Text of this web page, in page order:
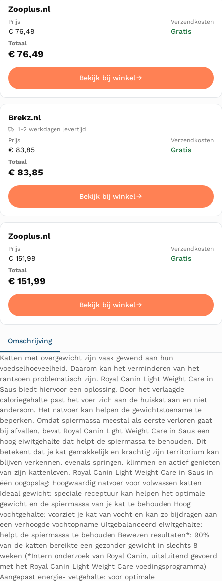
Zooplus.nl
€ 76,49 Gratis
€ 76,49
Bekijk bij winkel
Brekz.nl
1-2 werkdagen levertijd
€ 83,85 Gratis
€ 83,85
Bekijk bij winkel
Zooplus.nl
€ 151,99 Gratis
€ 151,99
Bekijk bij winkel
Omschrijving
Katten met overgewicht zijn vaak gewend aan hun
voedselhoeveelheid. Daarom kan het verminderen van het
rantsoen problematisch zijn. Royal Canin Light Weight Care in
Saus biedt hiervoor een oplossing. Door het verlaagde
caloriegehalte past het voer zich aan de huiskat aan en niet
andersom. Het natvoer kan helpen de gewichtstoename te
beperken. Omdat spiermassa meestal als eerste verloren gaat
bij afvallen, bevat Royal Canin Light Weight Care in Saus een
hoog eiwitgehalte dat helpt de spiermassa te behouden. Dit
betekent dat je kat gemakkelijk en krachtig zijn territorium kan
blijven verkennen, evenals springen, klimmen en actief genieten
van zijn kattenleven. Royal Canin Light Weight Care in Saus in
één oogopslag: Hoogwaardig natvoer voor volwassen katten
Ideaal gewicht: speciale receptuur kan helpen het optimale
gewicht en de spiermassa van je kat te behouden Hoog
vochtgehalte: voorziet je kat van vocht en kan zo bijdragen aan
een verhoogde vochtopname Uitgebalanceerd eiwitgehalte:
helpt de spiermassa te behouden Bewezen resultaten*: 90%
van de katten bereikte een gezonder gewicht in slechts 8
weken (*Intern onderzoek van Royal Canin, uitsluitend gevoerd
met het Royal Canin Light Weight Care voedingsprogramma)
Aangepast energie- vetgehalte: voor optimale